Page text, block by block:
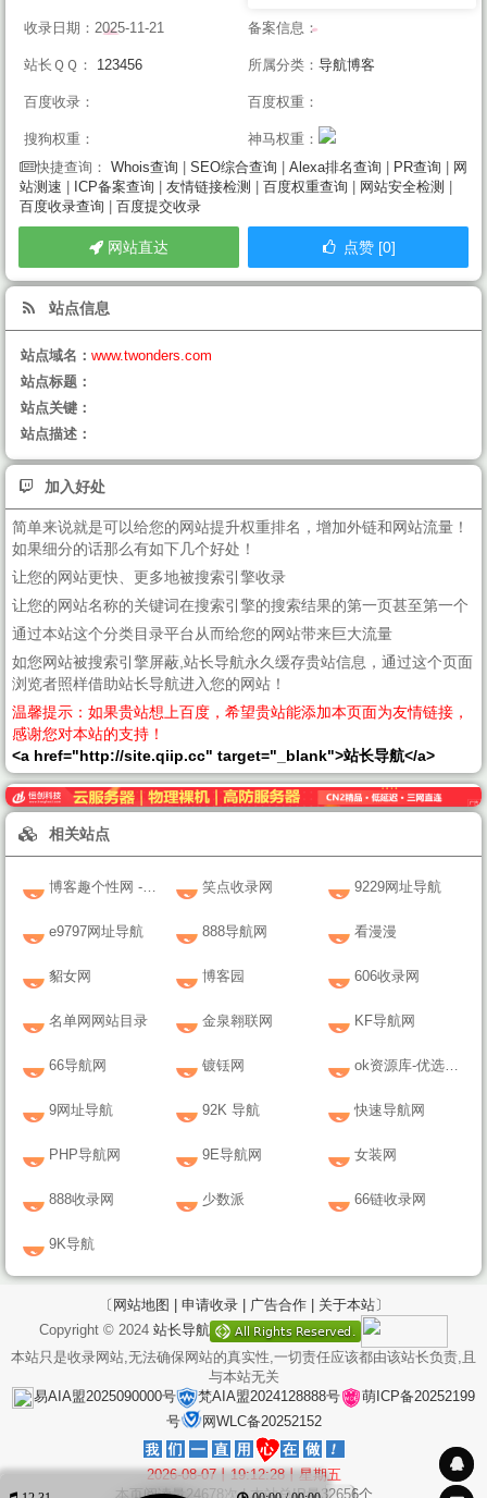
收录日期：2025-11-21 备案信息：
站长ＱＱ： 123456 所属分类： 导航博客
百度收录： 百度权重：
搜狗权重： 神马权重：
快捷查询： Whois查询 SEO综合查询 Alexa排名查询 PR查询
网
站测速
ICP备案查询 友情链接检测 百度权重查询 网站安全检测
百度收录查询
百度提交收录
网站直达 点赞 [0]
站点信息
站点域名： www.twonders.com
站点标题：
站点关键：
站点描述：
加入好处
简单来说就是可以给您的网站提升权重排名，增加外链和网站流量！
如果细分的话那么有如下几个好处！
让您的网站更快、更多地被搜索引擎收录
让您的网站名称的关键词在搜索引擎的搜索结果的第一页甚至第一个
通过本站这个分类目录平台从而给您的网站带来巨大流量
如您网站被搜索引擎屏蔽,站长导航永久缓存贵站信息，通过这个页面
浏览者照样借助站长导航进入您的网站！
温馨提示：如果贵站想上百度，希望贵站能添加本页面为友情链接，
感谢您对本站的支持！
<a href="http://site.qiip.cc" target="_blank">站长导航</a>
相关站点
博客趣个性网 - QQ乐园 笑点收录网 9229网址导航
e9797网址导航 888导航网 看漫漫
貂女网 博客园 606收录网
名单网网站目录 金泉翱联网 KF导航网
66导航网 镀铥网 ok资源库-优选源码分享，绿色软件下载，订阅源，资源教程分享平台
9网址导航 92K 导航 快速导航网
PHP导航网 9E导航网 女装网
888收录网 少数派 66链收录网
9K导航
〔网站地图 | 申请收录 | 广告合作 | 关于本站〕
Copyright © 2024 站长导航
本站只是收录网站,无法确保网站的真实性,一切责任应该都由该站长负责,且
与本站无关
易AIA盟2025090000号
梵AIA盟2024128888号
萌ICP备20252199
号
网WLC备20252152
2026-08-07丨19:12:28丨星期五
本页阅读量24678 次 | 本站总IP量32656个